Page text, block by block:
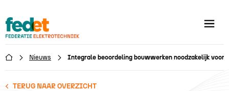
 Nieuws Integrale beoordeling bouwwerken noodzakelijk voor
TERUG NAAR OVERZICHT